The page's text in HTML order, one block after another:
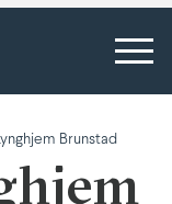
Brunstad